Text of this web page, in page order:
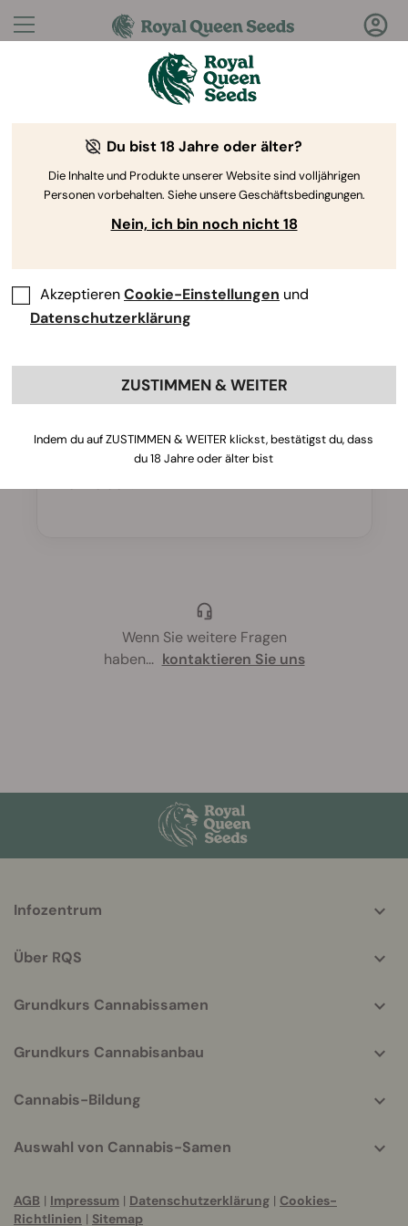
Fragen?Antworten!
Willkommen im Royal Queen Seeds Help Center
Help Center > Produkte und
Anbau > Anbau >
Warum brauche ich einen
Ventilator in der Growbox?
Um die Stängel zu stärken und stehende
Luft oder übermäßige Luftfeuchtigkeit zu
Wenn Sie weitere Fragen
haben... kontaktieren Sie uns
helpful
Infozentrum
Über RQS
Grundkurs Cannabissamen
Grundkurs Cannabisanbau
Cannabis-Bildung
Auswahl von Cannabis-Samen
AGB | Impressum | Datenschutzerklärung | Cookies-
Richtlinien | Sitemap
Du bist 18 Jahre oder älter?
Die Inhalte und Produkte unserer Website sind volljährigen
Personen vorbehalten. Siehe unsere Geschäftsbedingungen.
Nein, ich bin noch nicht 18
AkzeptierenCookie-Einstellungen und
Datenschutzerklärung
ZUSTIMMEN & WEITER
Indem du auf ZUSTIMMEN & WEITER klickst, bestätigst du, dass
du 18 Jahre oder älter bist